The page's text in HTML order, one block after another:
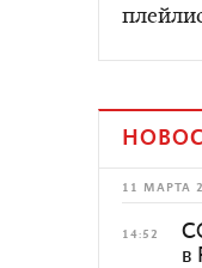
11 МАРТА
14:52
в